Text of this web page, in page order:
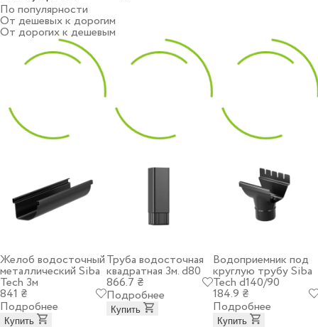
По популярности
От дешевых к дорогим
От дорогих к дешевым
Желоб водосточный
металлический Siba
Tech 3м
841 ₴
Подробнее
Купить
Труба водосточная
квадратная 3м. d80
866.7 ₴
Подробнее
Купить
Водоприемник под
круглую трубу Siba
Tech d140/90
184.9 ₴
Подробнее
Купить